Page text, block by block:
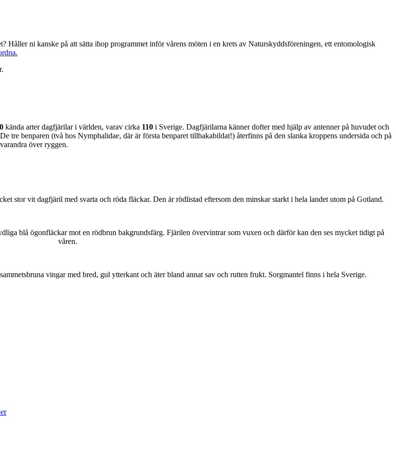
ni kanske på att sätta ihop programmet inför vårens möten i en krets av Naturskyddsföreningen, ett entomologisk
kända arter dagfjärilar i världen, varav cirka 110 i Sverige. Dagfjärilarna känner dofter med hjälp av antenner på huvudet och
tre benparen (två hos Nymphalidae, där är första benparet tillbakabildat!) återfinns på den slanka kroppens undersida och på
över ryggen.
stor vit dagfjäril med svarta och röda fläckar. Den är rödlistad eftersom den minskar starkt i hela landet utom på Gotland.
blå ögonfläckar mot en rödbrun bakgrundsfärg. Fjärilen övervintrar som vuxen och därför kan den ses mycket tidigt på
våren.
vingar med bred, gul ytterkant och äter bland annat sav och rutten frukt. Sorgmantel finns i hela Sverige.